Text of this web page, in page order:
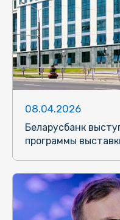
08.04.2026
Беларусбанк
программы